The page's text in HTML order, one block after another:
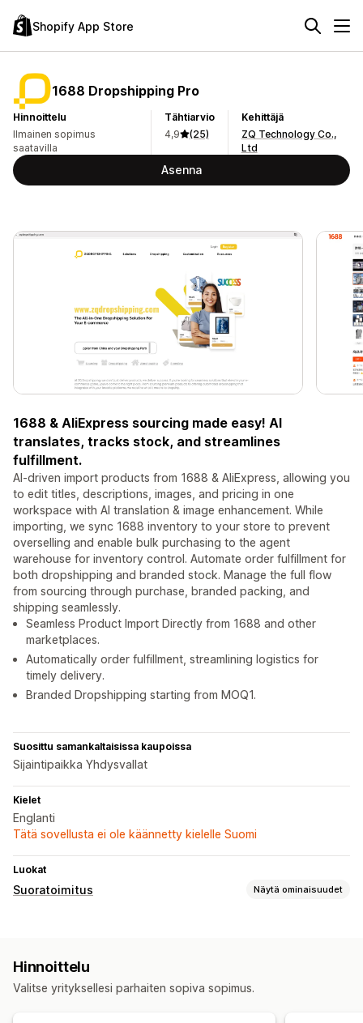
Shopify App Store
1688 Dropshipping Pro
Hinnoittelu
Ilmainen sopimus
saatavilla
Tähtiarvio
4,9
(25)
Kehittäjä
ZQ Technology Co.,
Ltd
Asenna
1688 & AliExpress sourcing made easy! AI
translates, tracks stock, and streamlines
fulfillment.
AI-driven import products from 1688 & AliExpress, allowing you
to edit titles, descriptions, images, and pricing in one
workspace with AI translation & image enhancement. While
importing, we sync 1688 inventory to your store to prevent
overselling and enable bulk purchasing to the agent
warehouse for inventory control. Automate order fulfillment for
both dropshipping and branded stock. Manage the full flow
from sourcing through purchase, branded packing, and
shipping seamlessly.
Seamless Product Import Directly from 1688 and other
marketplaces.
Automatically order fulfillment, streamlining logistics for
timely delivery.
Branded Dropshipping starting from MOQ1.
Suosittu samankaltaisissa kaupoissa
Sijaintipaikka Yhdysvallat
Kielet
Englanti
Tätä sovellusta ei ole käännetty kielelle Suomi
Luokat
Suoratoimitus Näytä ominaisuudet
Koti ja puutarha
Elektroniikka Taide ja käsityö Viihde ja media
Hinnoittelu
Valitse yrityksellesi parhaiten sopiva sopimus.